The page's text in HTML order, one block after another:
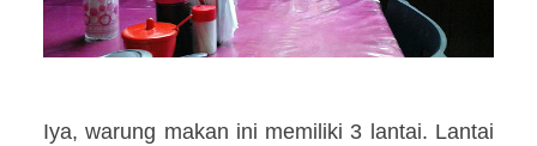
Iya, warung makan ini memiliki 3 lantai. Lantai